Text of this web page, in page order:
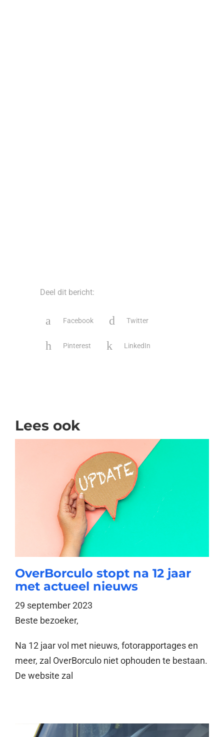
Deel dit bericht:
Facebook Twitter
Pinterest LinkedIn
Lees ook
OverBorculo stopt na 12 jaar
met actueel nieuws
29 september 2023
Beste bezoeker,
Na 12 jaar vol met nieuws, fotorapportages en
meer, zal OverBorculo niet ophouden te bestaan.
De website zal